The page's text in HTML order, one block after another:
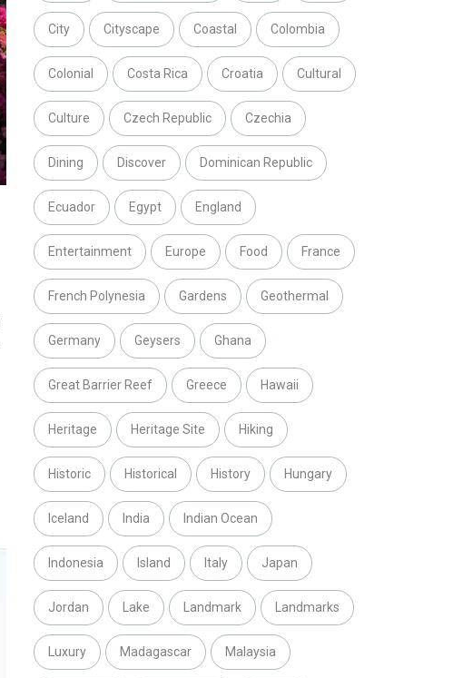
City Cityscape Coastal Colombia
Colonial Costa Rica Croatia Cultural
Culture Czech Republic Czechia
Dining Discover Dominican Republic
Ecuador Egypt England
Entertainment Europe Food France
French Polynesia Gardens Geothermal
Germany Geysers Ghana
Great Barrier Reef Greece Hawaii
Heritage Heritage Site Hiking
Historic Historical History Hungary
Iceland India Indian Ocean
Indonesia Island Italy Japan
Jordan Lake Landmark Landmarks
Luxury Madagascar Malaysia